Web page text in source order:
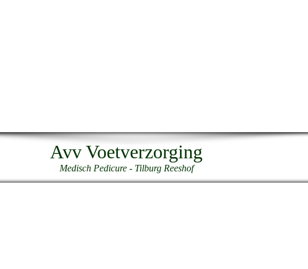
Avv Voetverzorging
Medisch Pedicure - Tilburg Reeshof